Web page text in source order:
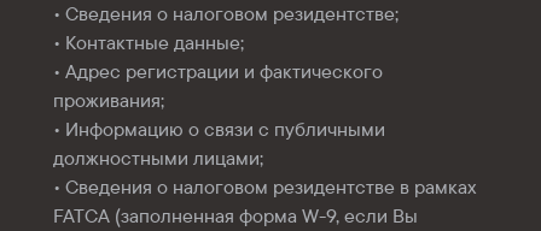
• Сведения о налоговом резидентстве;
• Контактные данные;
• Адрес регистрации и фактического
проживания;
• Информацию о связи с публичными
должностными лицами;
• Сведения о налоговом резидентстве в рамках
FATCA (заполненная форма W-9, если Вы